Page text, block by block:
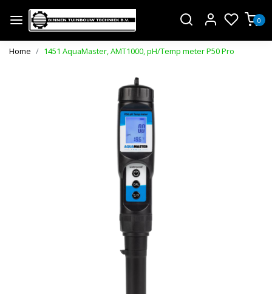
0
Home 1451 AquaMaster, AMT1000, pH/Temp meter P50 Pro